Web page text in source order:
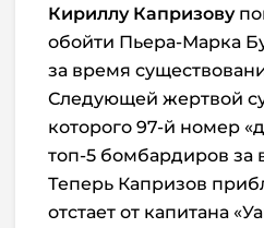
Кириллу Капризову
обойти Пьера-Марка
за время
Следующей жертвой
которого 97-й номер
топ-5 бомбардиров за
Теперь Капризов
отстает от капитана